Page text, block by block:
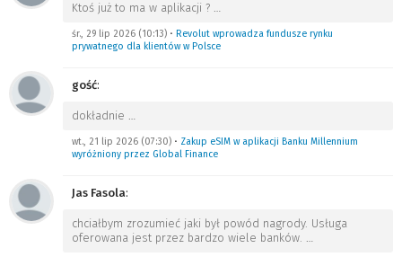
Ktoś już to ma w aplikacji ? …
śr., 29 lip 2026 (10:13) • Revolut wprowadza fundusze rynku
prywatnego dla klientów w Polsce
gość:
dokładnie …
wt., 21 lip 2026 (07:30) • Zakup eSIM w aplikacji Banku Millennium
wyróżniony przez Global Finance
Jas Fasola:
chciałbym zrozumieć jaki był powód nagrody. Usługa
oferowana jest przez bardzo wiele banków. …